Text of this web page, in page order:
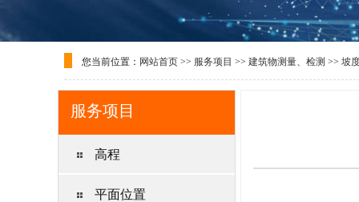
您当前位置： 网站首页 >> 服务项目 >> 建筑物测量、检测 >> 坡
服务项目
高程
平面位置